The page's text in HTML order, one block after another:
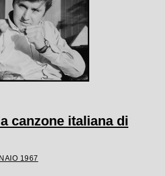
canzone italiana di
1967